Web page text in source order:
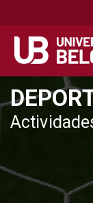
al
contenido